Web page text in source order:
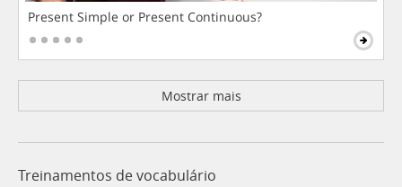
Present Simple or Present Continuous?
Mostrar mais
Treinamentos de vocabulário